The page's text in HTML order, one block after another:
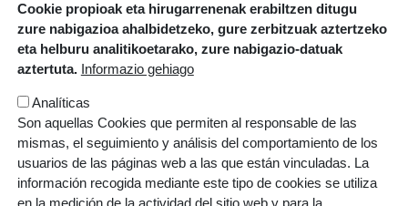
945 300 215 |E. agurain@lautadaikastola.eus
ORRI-OINA
Contacto Trabaja con nosotros
Cookien politika Pribatutasun politika
Aviso legal
Cookie propioak eta hirugarrenenak erabiltzen ditugu
zure nabigazioa ahalbidetzeko, gure zerbitzuak aztertzeko
eta helburu analitikoetarako, zure nabigazio-datuak
aztertuta. Informazio gehiago
Analíticas
Son aquellas Cookies que permiten al responsable de las
mismas, el seguimiento y análisis del comportamiento de los
usuarios de las páginas web a las que están vinculadas. La
información recogida mediante este tipo de cookies se utiliza